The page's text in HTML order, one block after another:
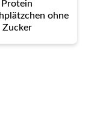
Protein
ohne
Zucker